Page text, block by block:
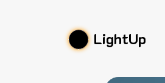
LightUp